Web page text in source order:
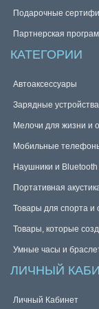
Подарочные
Партнерская
КАТЕГОРИИ
Автоаксессуары
Зарядные устройства
Мелочи для жизни и
Мобильные
Наушники и Bluetooth
Портативная
Товары для спорта и
Товары, которые
Умные часы и
ЛИЧНЫЙ
Личный Кабинет